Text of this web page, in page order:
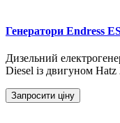
Генератори Endress
Дизельний
Diesel із двигуном
Запросити ціну